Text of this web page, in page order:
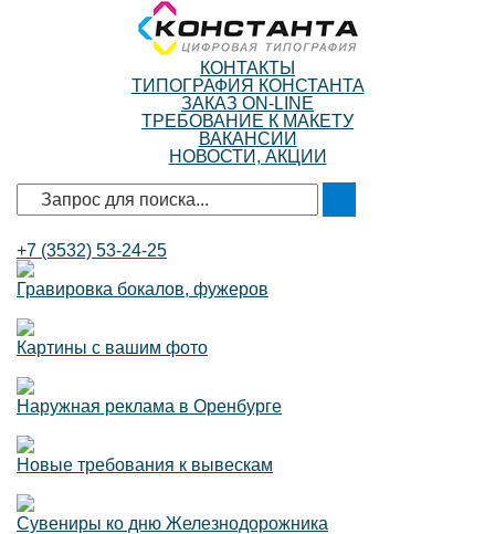
КОНТАКТЫ
ТИПОГРАФИЯ КОНСТАНТА
ЗАКАЗ ON-LINE
ТРЕБОВАНИЕ К МАКЕТУ
ВАКАНСИИ
НОВОСТИ, АКЦИИ
+7 (3532) 53-24-25
Гравировка бокалов, фужеров
Картины с вашим фото
Наружная реклама в Оренбурге
Новые требования к вывескам
Сувениры ко дню Железнодорожника